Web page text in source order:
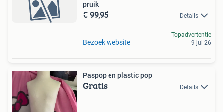
pruik
€ 99,95 Details
Bezoek website
Topadvertentie
9 jul 26
Paspop en plastic pop
Gratis Details